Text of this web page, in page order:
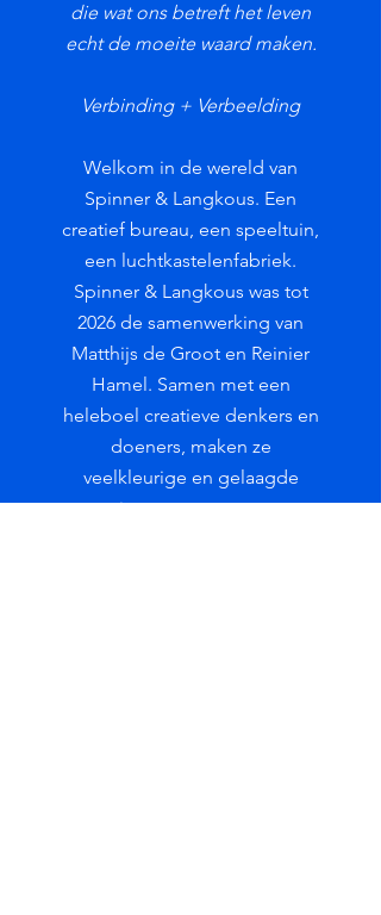
die wat ons betreft het leven
echt de moeite waard maken.
Verbinding + Verbeelding
Welkom in de wereld van
Spinner & Langkous. Een
creatief bureau, een speeltuin,
een luchtkastelenfabriek.
Spinner & Langkous was tot
2026 de samenwerking van
Matthijs de Groot en Reinier
Hamel. Samen met een
heleboel creatieve denkers en
doeners, maken ze
veelkleurige en gelaagde
experiences om mensen net